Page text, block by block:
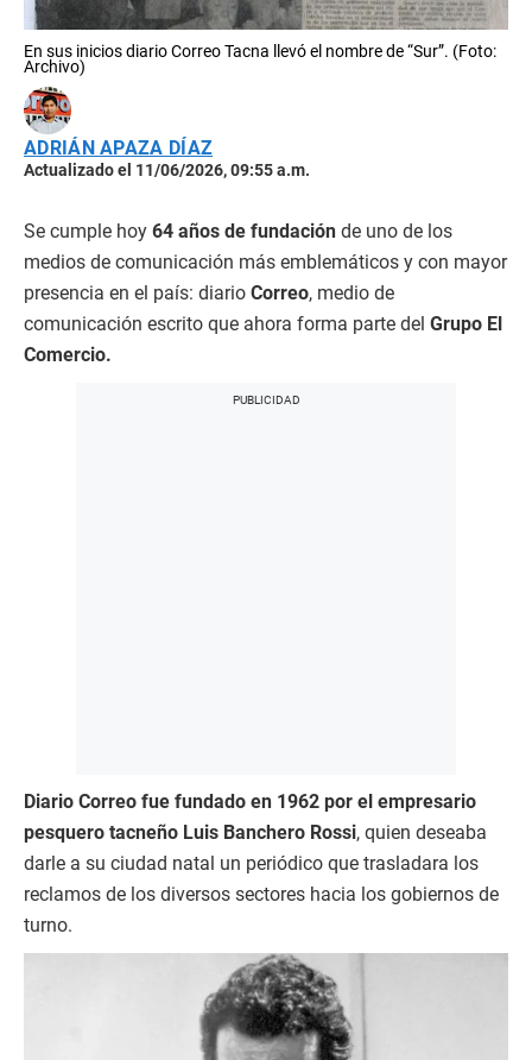
En sus inicios diario Correo Tacna llevó el nombre de “Sur”. (Foto:
Archivo)
ADRIÁN APAZA DÍAZ
Actualizado el 11/06/2026, 09:55 a.m.
Se cumple hoy 64 años de fundación de uno de los
medios de comunicación más emblemáticos y con mayor
presencia en el país: diario Correo, medio de
comunicación escrito que ahora forma parte del Grupo El
Comercio.
Diario Correo fue fundado en 1962 por el empresario
pesquero tacneño Luis Banchero Rossi, quien deseaba
darle a su ciudad natal un periódico que trasladara los
reclamos de los diversos sectores hacia los gobiernos de
turno.